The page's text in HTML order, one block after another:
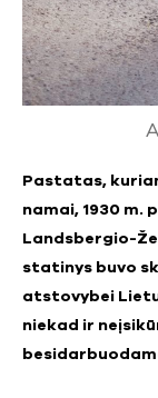
Pastatas,
namai, 1930
Landsbergio-
statinys buvo
atstovybei
niekad ir